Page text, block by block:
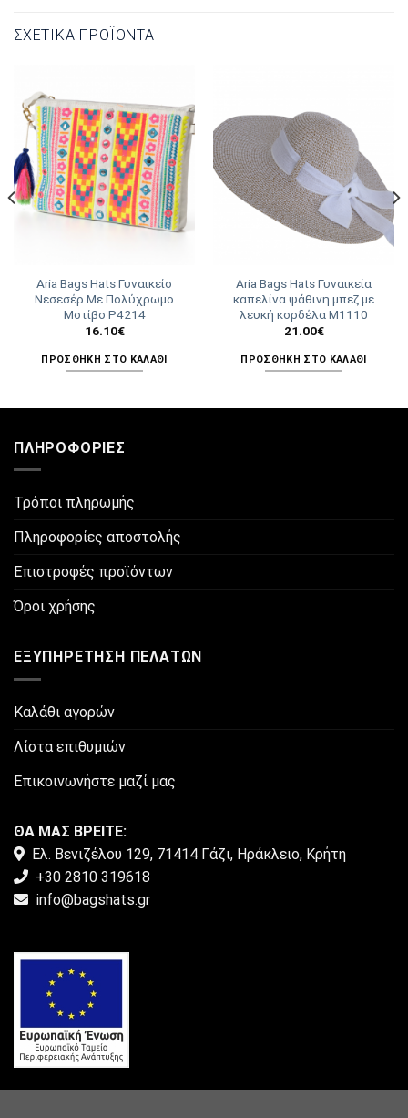
επιλογές
μπορούν
να
επιλεγούν
στη
σελίδα
του
ΣΧΕΤΙΚΆ ΠΡΟΪΌΝΤΑ
Aria Bags Hats Γυναικείο
Νεσεσέρ Με Πολύχρωμο
Μοτίβο P4214
16.10€
ΠΡΟΣΘΉΚΗ ΣΤΟ ΚΑΛΆΘΙ
Aria Bags Hats Γυναικεία
καπελίνα ψάθινη μπεζ με
λευκή κορδέλα M1110
21.00€
ΠΡΟΣΘΉΚΗ ΣΤΟ ΚΑΛΆΘΙ
ΠΛΗΡΟΦΟΡΊΕΣ
Τρόποι πληρωμής
Πληροφορίες αποστολής
Επιστροφές προϊόντων
Όροι χρήσης
ΕΞΥΠΗΡΈΤΗΣΗ ΠΕΛΑΤΏΝ
Καλάθι αγορών
Λίστα επιθυμιών
Επικοινωνήστε μαζί μας
ΘΑ ΜΑΣ ΒΡΕΙΤΕ:
Ελ. Βενιζέλου 129, 71414 Γάζι, Ηράκλειο, Κρήτη
+30 2810 319618
info@bagshats.gr